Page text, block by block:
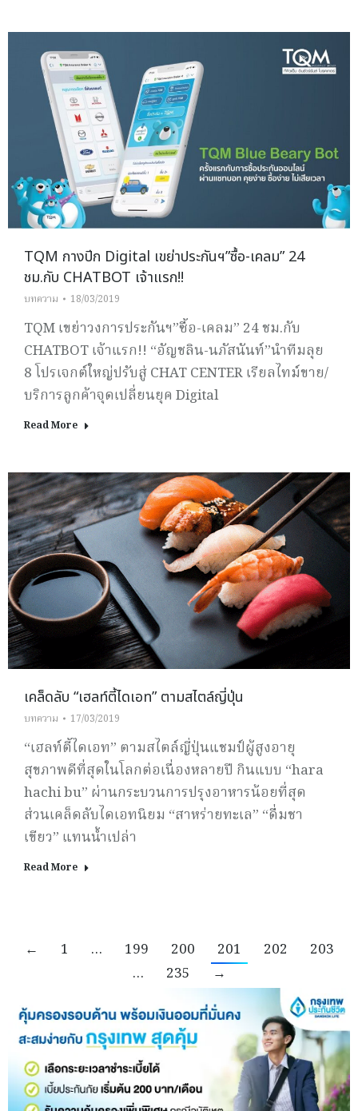
TQM กางปีก Digital เขย่าประกันฯ”ซื้อ-เคลม” 24
ชม.กับ CHATBOT เจ้าแรก!!
บทความ 18/03/2019
TQM เขย่าวงการประกันฯ”ซื้อ-เคลม” 24 ชม.กับ
CHATBOT เจ้าแรก!! “อัญชลิน-นภัสนันท์”นำทีมลุย
8 โปรเจกต์ใหญ่ปรับสู่ CHAT CENTER เรียลไทม์ขาย/
บริการลูกค้าจุดเปลี่ยนยุค Digital
Read More
เคล็ดลับ “เฮลท์ตี้ไดเอท” ตามสไตล์ญี่ปุ่น
บทความ 17/03/2019
“เฮลท์ตี้ไดเอท” ตามสไตล์ญี่ปุ่นแชมป์ผู้สูงอายุ
สุขภาพดีที่สุดในโลกต่อเนื่องหลายปี กินแบบ “hara
hachi bu” ผ่านกระบวนการปรุงอาหารน้อยที่สุด
ส่วนเคล็ดลับไดเอทนิยม “สาหร่ายทะเล” “ดื่มชา
เขียว” แทนน้ำเปล่า
Read More
← 1 … 199 200 201 202
203
…
235 →